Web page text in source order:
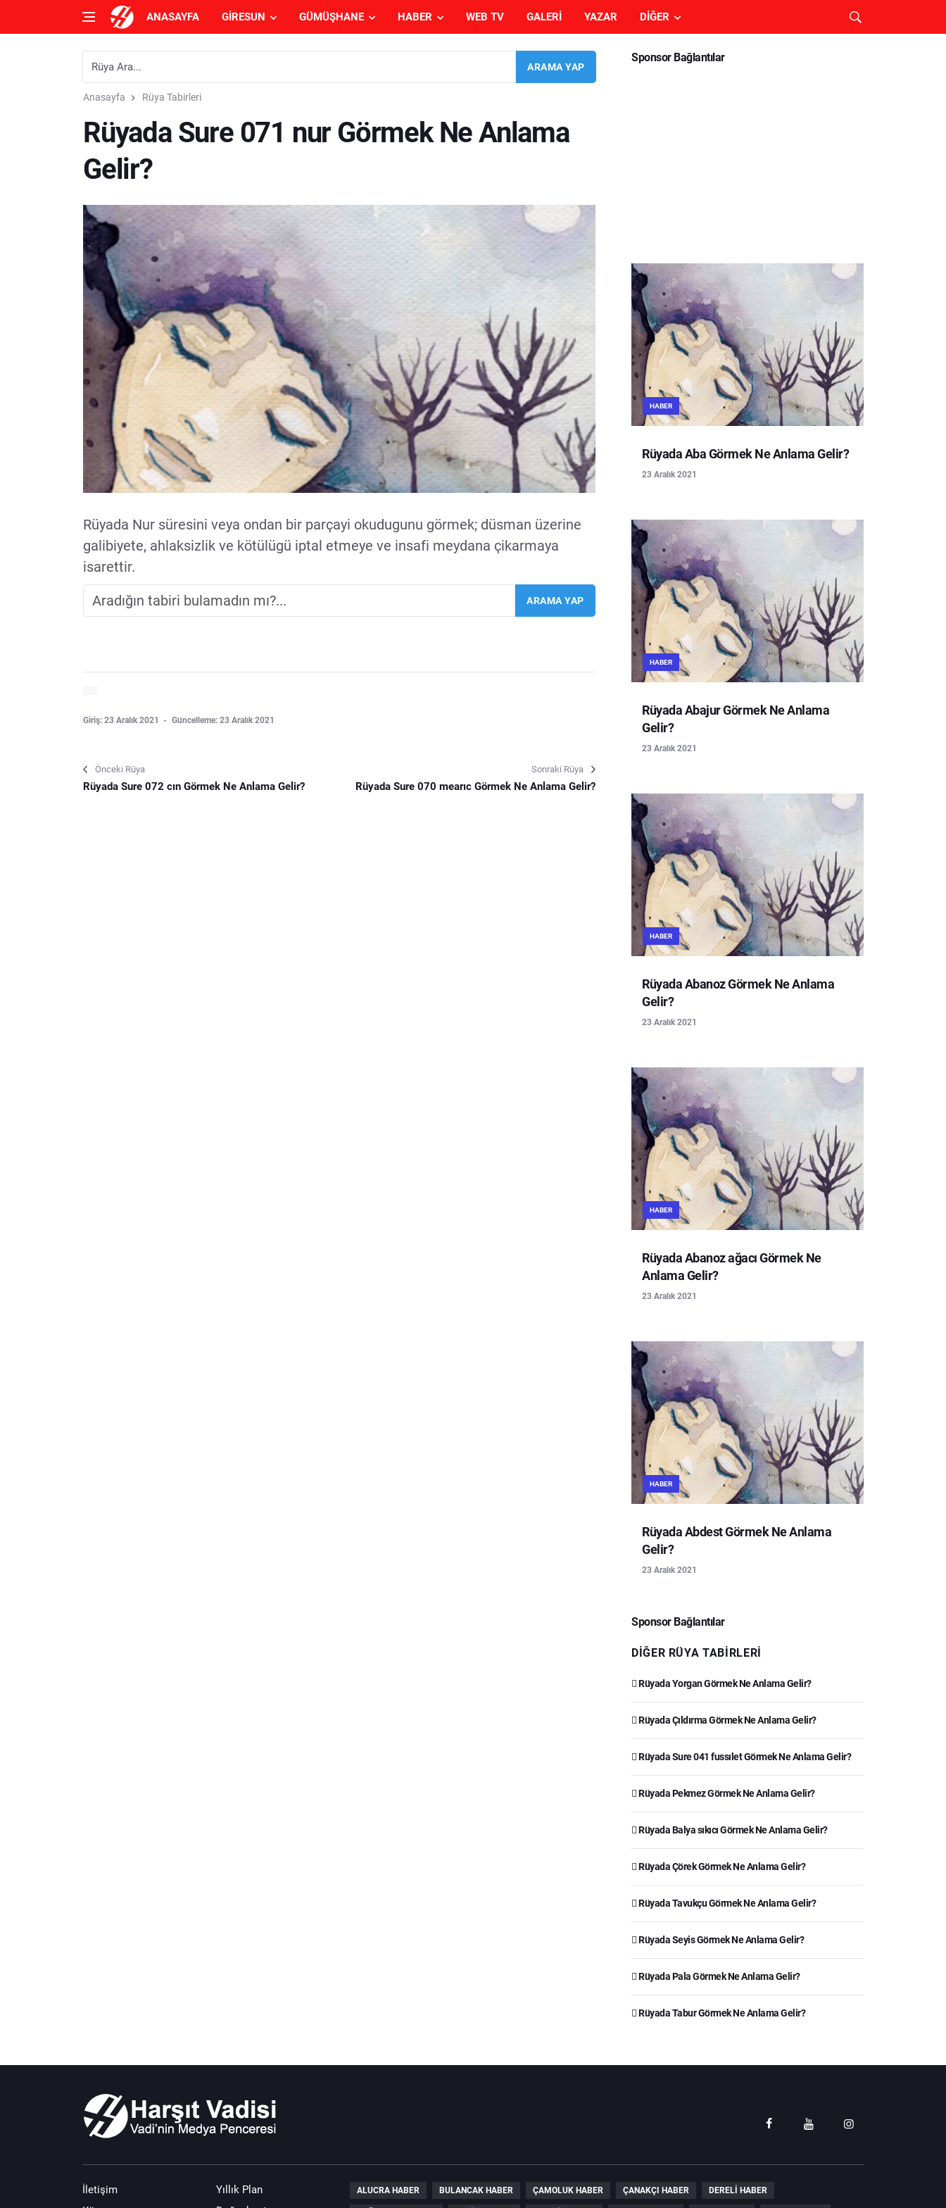
ANASAYFA GIRESUN GÜMÜŞHANE HABER WEB TV GALERI YAZAR DIĞER
Anasayfa Rüya Tabirleri
Rüyada Sure 071 nur Görmek Ne Anlama
Gelir?
Rüyada Nur süresini veya ondan bir parçayi okudugunu görmek; düsman üzerine
galibiyete, ahlaksizlik ve kötülügü iptal etmeye ve insafi meydana çikarmaya
isarettir.
Giriş: 23 Aralık 2021 Güncelleme: 23 Aralık 2021
Önceki Rüya
Rüyada Sure 072 cın Görmek Ne Anlama Gelir?
Sonraki Rüya
Rüyada Sure 070 mearıc Görmek Ne Anlama Gelir?
Sponsor Bağlantılar
HABER
Rüyada Aba Görmek Ne Anlama Gelir?
23 Aralık 2021
HABER
Rüyada Abajur Görmek Ne Anlama
Gelir?
23 Aralık 2021
HABER
Rüyada Abanoz Görmek Ne Anlama
Gelir?
23 Aralık 2021
HABER
Rüyada Abanoz ağacı Görmek Ne
Anlama Gelir?
23 Aralık 2021
HABER
Rüyada Abdest Görmek Ne Anlama
Gelir?
23 Aralık 2021
Sponsor Bağlantılar
DIĞER RÜYA TABIRLERI
Rüyada Yorgan Görmek Ne Anlama Gelir?
Rüyada Çıldırma Görmek Ne Anlama Gelir?
Rüyada Sure 041 fussılet Görmek Ne Anlama Gelir?
Rüyada Pekmez Görmek Ne Anlama Gelir?
Rüyada Balya sıkıcı Görmek Ne Anlama Gelir?
Rüyada Çörek Görmek Ne Anlama Gelir?
Rüyada Tavukçu Görmek Ne Anlama Gelir?
Rüyada Seyis Görmek Ne Anlama Gelir?
Rüyada Pala Görmek Ne Anlama Gelir?
Rüyada Tabur Görmek Ne Anlama Gelir?
İletişim
Yıllık Plan
ALUCRA HABER BULANCAK HABER ÇAMOLUK HABER ÇANAKÇI HABER DERELI HABER